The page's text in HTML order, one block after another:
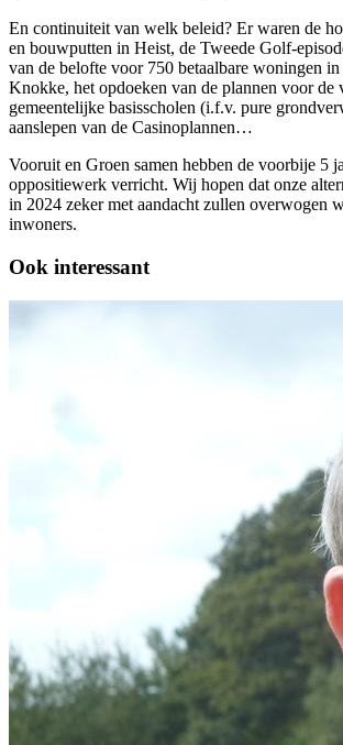
En continuiteit van welk beleid? Er waren de
en bouwputten in Heist, de Tweede Golf-
van de belofte voor 750 betaalbare woningen
Knokke, het opdoeken van de plannen voor de
gemeentelijke basisscholen (i.f.v. pure
aanslepen van de Casinoplannen…
Vooruit en Groen samen hebben de voorbije 5
oppositiewerk verricht. Wij hopen dat onze
in 2024 zeker met aandacht zullen overwogen
inwoners.
Ook interessant